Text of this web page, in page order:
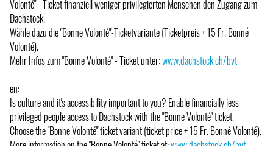
Volonté" - Ticket finanziell weniger privilegierten Menschen den Zugang zum
Dachstock.
Wähle dazu die "Bonne Volonté"-Ticketvariante (Ticketpreis + 15 Fr. Bonné
Volonté).
Mehr Infos zum "Bonne Volonté" - Ticket unter:www.dachstock.ch/bvt
en:
Is culture and it's accessibility important to you? Enable financially less
privileged people access to Dachstock with the "Bonne Volonté" ticket.
Choose the "Bonne Volonté" ticket variant (ticket price + 15 Fr. Bonné Volonté).